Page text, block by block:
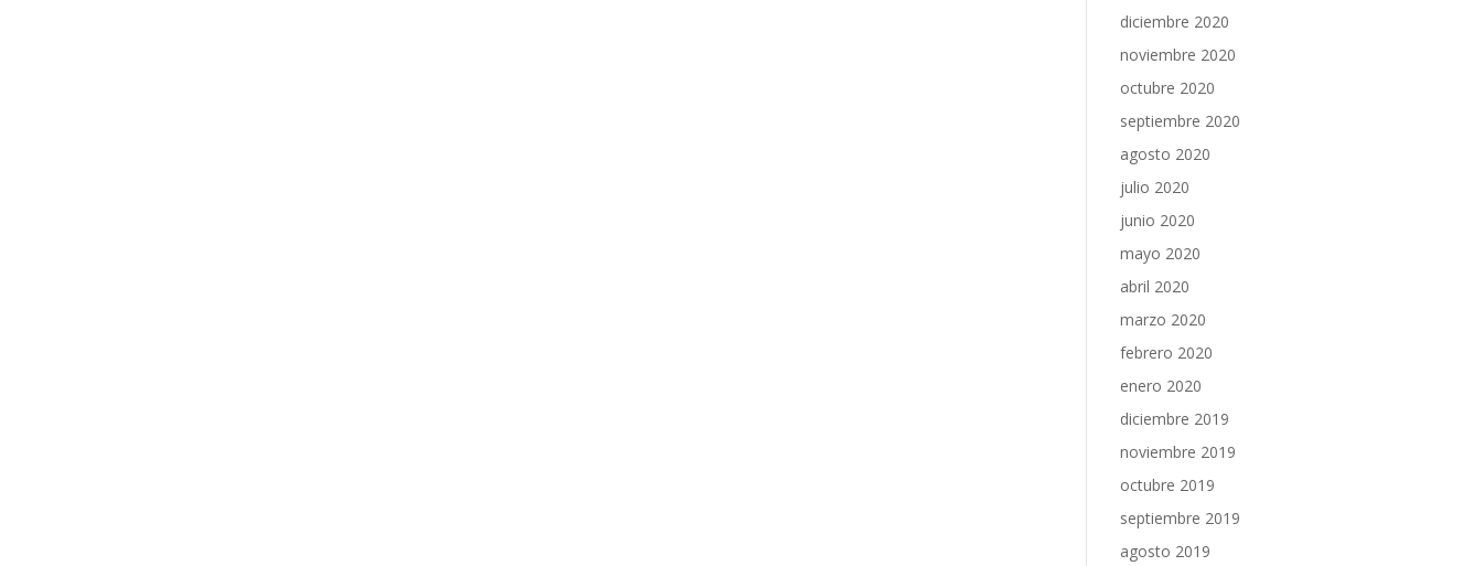
diciembre 2020
noviembre 2020
octubre 2020
septiembre 2020
agosto 2020
julio 2020
junio 2020
mayo 2020
abril 2020
marzo 2020
febrero 2020
enero 2020
diciembre 2019
noviembre 2019
octubre 2019
septiembre 2019
agosto 2019